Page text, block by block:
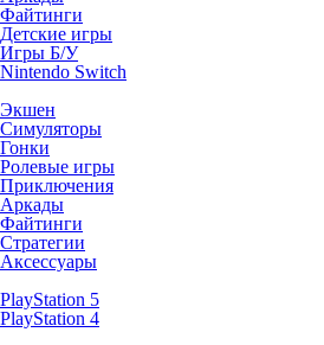
Файтинги
Детские игры
Игры Б/У
Nintendo Switch
Экшен
Симуляторы
Гонки
Ролевые игры
Приключения
Аркады
Файтинги
Стратегии
Аксессуары
PlayStation 5
PlayStation 4